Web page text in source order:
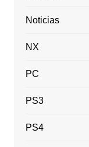
Noticias
NX
PC
PS3
PS4